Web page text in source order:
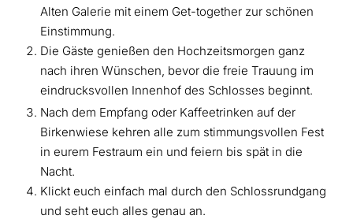
Alten Galerie mit einem Get-together zur schönen
Einstimmung.
Die Gäste genießen den Hochzeitsmorgen ganz
nach ihren Wünschen, bevor die freie Trauung im
eindrucksvollen Innenhof des Schlosses beginnt.
Nach dem Empfang oder Kaffeetrinken auf der
Birkenwiese kehren alle zum stimmungsvollen Fest
in eurem Festraum ein und feiern bis spät in die
Nacht.
Klickt euch einfach mal durch den Schlossrundgang
und seht euch alles genau an.